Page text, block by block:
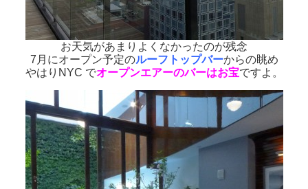
お天気があまりよくなかったのが残念
7月にオープン予定のルーフトップバーからの眺め
やはりNYC でオープンエアーのバーはお宝ですよ。